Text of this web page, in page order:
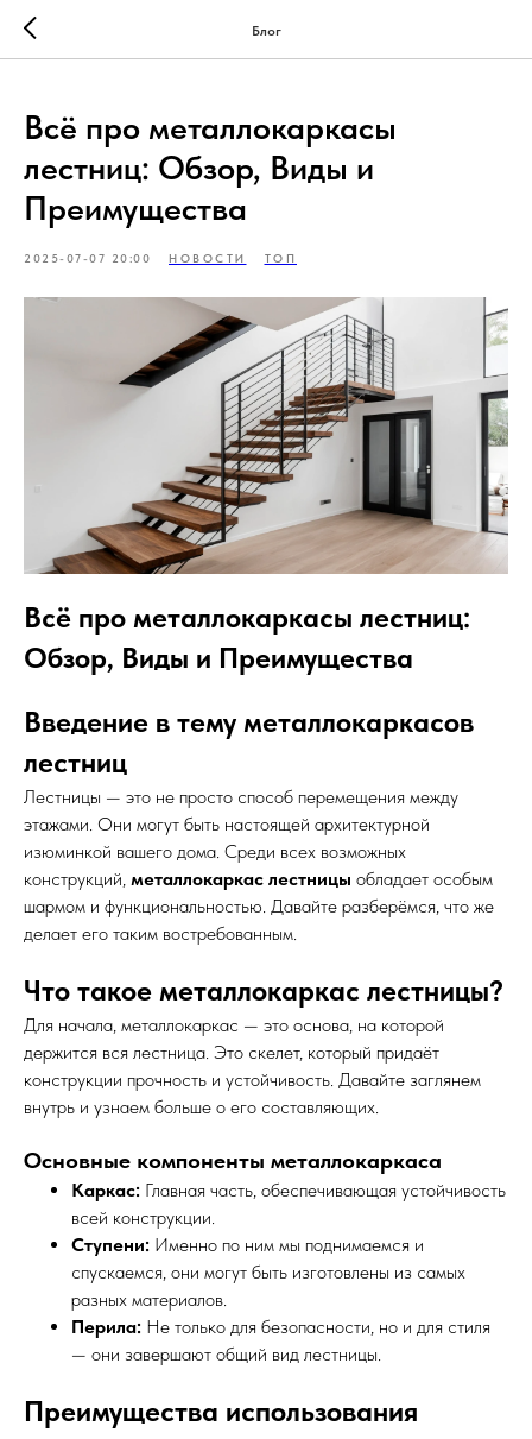
Блог
Всё про металлокаркасы
лестниц: Обзор, Виды и
Преимущества
2025-07-07 20:00 НОВОСТИ ТОП
Всё про металлокаркасы лестниц:
Обзор, Виды и Преимущества
Введение в тему металлокаркасов
лестниц
Лестницы — это не просто способ перемещения между
этажами. Они могут быть настоящей архитектурной
изюминкой вашего дома. Среди всех возможных
конструкций, металлокаркас лестницы обладает особым
шармом и функциональностью. Давайте разберёмся, что же
делает его таким востребованным.
Что такое металлокаркас лестницы?
Для начала, металлокаркас — это основа, на которой
держится вся лестница. Это скелет, который придаёт
конструкции прочность и устойчивость. Давайте заглянем
внутрь и узнаем больше о его составляющих.
Основные компоненты металлокаркаса
Каркас: Главная часть, обеспечивающая устойчивость
всей конструкции.
Ступени: Именно по ним мы поднимаемся и
спускаемся, они могут быть изготовлены из самых
разных материалов.
Перила: Не только для безопасности, но и для стиля
— они завершают общий вид лестницы.
Преимущества использования